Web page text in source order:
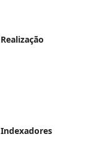
Realização
Indexadores